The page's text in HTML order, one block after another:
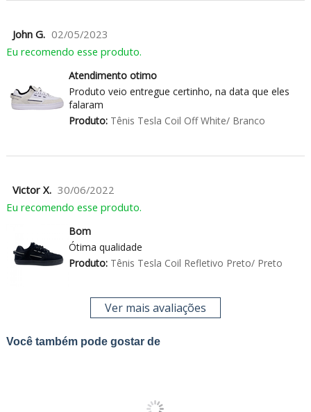
John G. 02/05/2023
Eu recomendo esse produto.
Atendimento otimo
Produto veio entregue certinho, na data que eles
falaram
Produto:Tênis Tesla Coil Off White/ Branco
Victor X. 30/06/2022
Eu recomendo esse produto.
Bom
Ótima qualidade
Produto:Tênis Tesla Coil Refletivo Preto/ Preto
Ver mais avaliações
Você também pode gostar de